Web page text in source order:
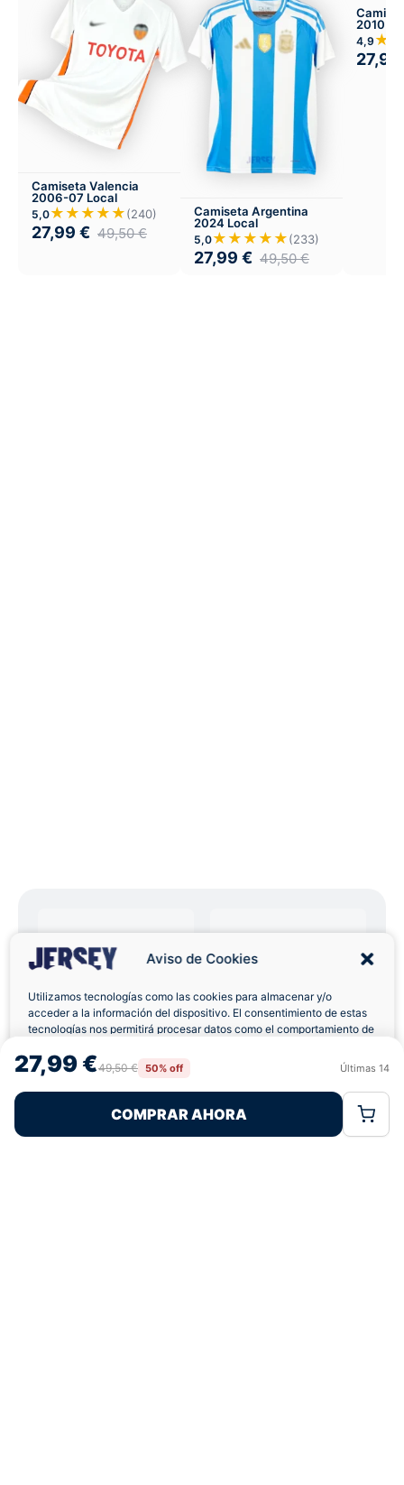
Aviso de Cookies
Utilizamos tecnologías como las cookies para almacenar y/o
acceder a la información del dispositivo. El consentimiento de estas
tecnologías nos permitirá procesar datos como el comportamiento de
retirar el consentimiento, puede afectar negativamente a ciertas
características y funciones.
Rechazar
Política de CookiesPolítica de Privacidad
27,99 €49,50 € 50% off Últimas 14
COMPRAR AHORA
Camiseta Valencia
2006-07 Local
5,0★★★★★(240)
27,99 € 49,50€
Camiseta Argentina
2024 Local
5,0★★★★★(233)
27,99 € 49,50€
2010
4,9
27,99
Envíos a Domicilio